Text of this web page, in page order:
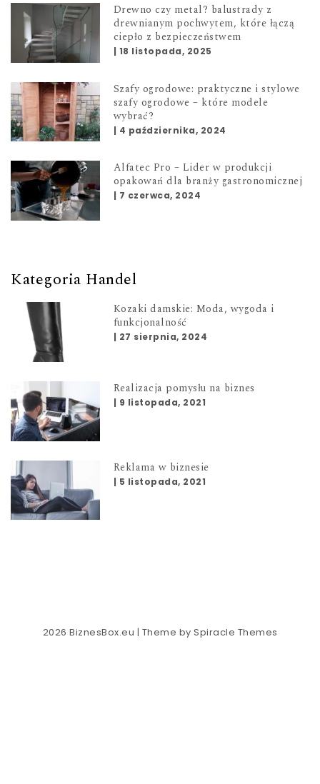
Drewno czy metal? balustrady z
drewnianym pochwytem, które łączą
ciepło z bezpieczeństwem
| 18 listopada, 2025
Szafy ogrodowe: praktyczne i stylowe
szafy ogrodowe – które modele
wybrać?
| 4 października, 2024
Alfatec Pro – Lider w produkcji
opakowań dla branży gastronomicznej
| 7 czerwca, 2024
Kategoria Handel
Kozaki damskie: Moda, wygoda i
funkcjonalność
27 sierpnia, 2024
Realizacja pomysłu na biznes
| 9 listopada, 2021
Reklama w biznesie
| 5 listopada, 2021
2026 BiznesBox.eu | Theme by Spiracle Themes